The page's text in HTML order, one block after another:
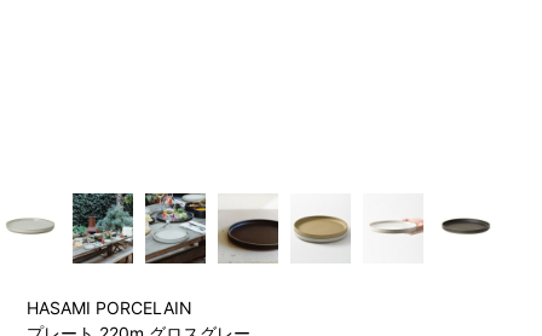
HASAMI PORCELAIN